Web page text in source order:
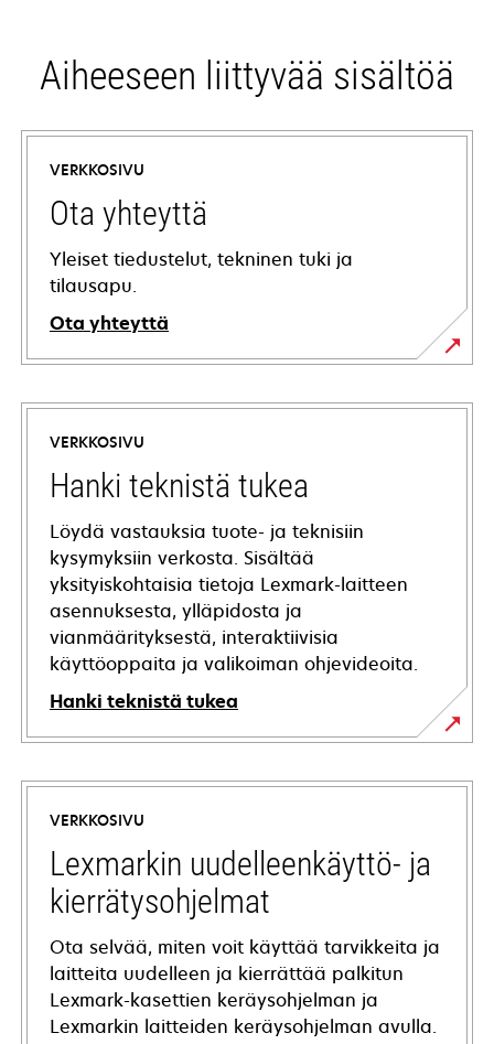
Aiheeseen liittyvää sisältöä
VERKKOSIVU
Ota yhteyttä
Yleiset tiedustelut, tekninen tuki ja
tilausapu.
Ota yhteyttä
VERKKOSIVU
Hanki teknistä tukea
Löydä vastauksia tuote- ja teknisiin
kysymyksiin verkosta. Sisältää
yksityiskohtaisia tietoja Lexmark-laitteen
asennuksesta, ylläpidosta ja
vianmäärityksestä, interaktiivisia
käyttöoppaita ja valikoiman ohjevideoita.
Hanki teknistä tukea
opens
in
new
tab
VERKKOSIVU
Lexmarkin uudelleenkäyttö- ja
kierrätysohjelmat
Ota selvää, miten voit käyttää tarvikkeita ja
laitteita uudelleen ja kierrättää palkitun
Lexmark-kasettien keräysohjelman ja
Lexmarkin laitteiden keräysohjelman avulla.